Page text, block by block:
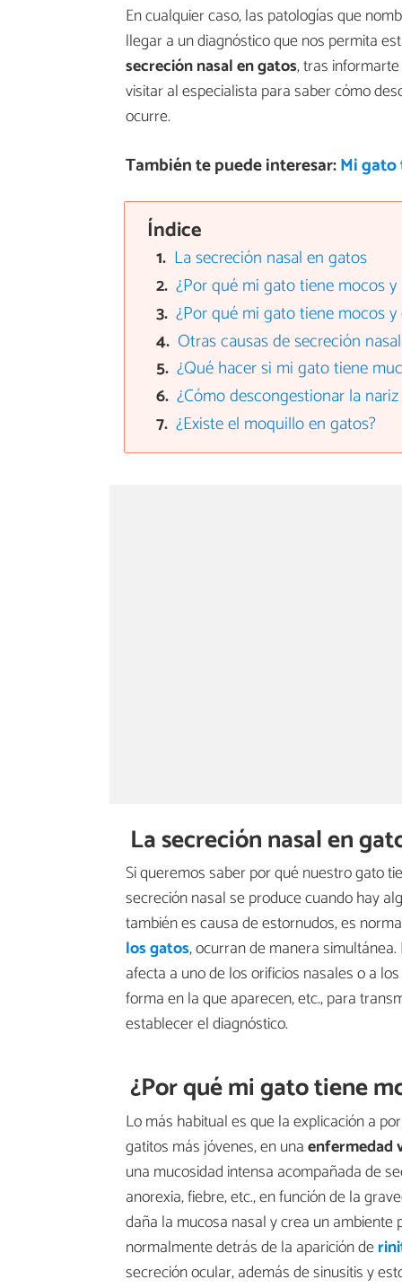
En cualquier caso, las patologías que
llegar a un diagnóstico que nos permita
secreción nasal en gatos, tras
visitar al especialista para saber cómo
ocurre.
También te puede interesar:Mi gato
Índice
La secreción nasal en gatos
¿Por qué mi gato tiene mocos y
¿Por qué mi gato tiene mocos
Otras causas de secreción
¿Qué hacer si mi gato tiene
¿Cómo descongestionar la
¿Existe el moquillo en gatos?
La secreción nasal en
Si queremos saber por qué nuestro gato
secreción nasal se produce cuando hay
también es causa de estornudos, es
los gatos, ocurran de manera
afecta a uno de los orificios nasales o a
forma en la que aparecen, etc., para
establecer el diagnóstico.
¿Por qué mi gato tiene
Lo más habitual es que la explicación a
gatitos más jóvenes, en unaenfermedad
una mucosidad intensa acompañada de
anorexia, fiebre, etc., en función de la
daña la mucosa nasal y crea un
normalmente detrás de la aparición de
secreción ocular, además de sinusitis y